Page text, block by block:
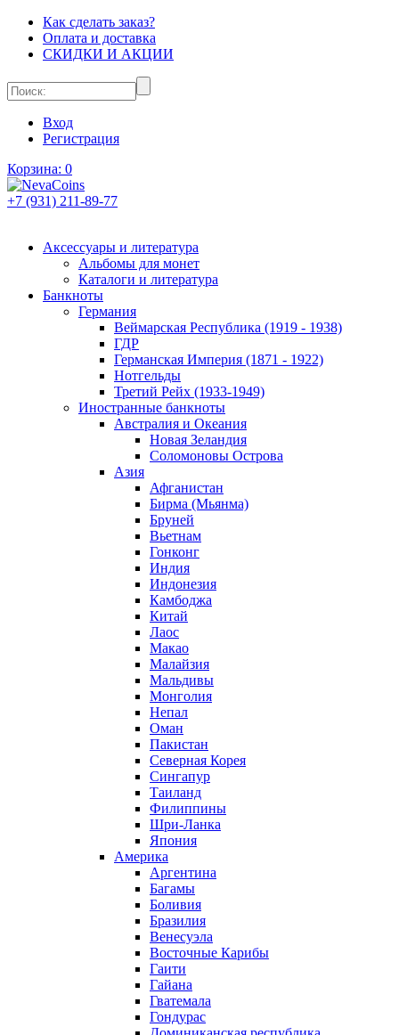
Как сделать заказ?
Оплата и доставка
СКИДКИ И АКЦИИ
Вход
Регистрация
Корзина: 0
+7 (931) 211-89-77
Аксессуары и литература
Альбомы для монет
Каталоги и литература
Банкноты
Германия
Веймарская Республика (1919 - 1938)
ГДР
Германская Империя (1871 - 1922)
Нотгельды
Третий Рейх (1933-1949)
Иностранные банкноты
Австралия и Океания
Новая Зеландия
Соломоновы Острова
Азия
Афганистан
Бирма (Мьянма)
Бруней
Вьетнам
Гонконг
Индия
Индонезия
Камбоджа
Китай
Лаос
Макао
Малайзия
Мальдивы
Монголия
Непал
Оман
Пакистан
Северная Корея
Сингапур
Таиланд
Филиппины
Шри-Ланка
Япония
Америка
Аргентина
Багамы
Боливия
Бразилия
Венесуэла
Восточные Карибы
Гаити
Гайана
Гватемала
Гондурас